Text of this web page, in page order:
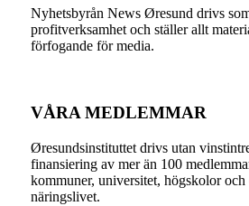
Nyhetsbyrån News Øresund drivs
profitverksamhet och ställer allt
förfogande för media.
VÅRA MEDLEMMAR
Øresundsinstituttet drivs utan
finansiering av mer än 100
kommuner, universitet, högskolor och
näringslivet.